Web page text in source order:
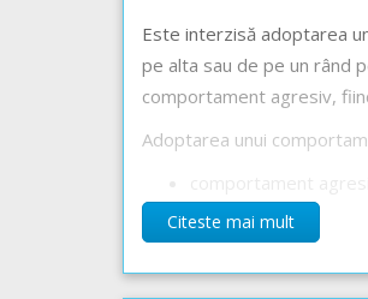
Este interzisă adoptarea
pe alta sau de pe un rând
comportament agresiv,
Adoptarea unui
o perioada de
60
comportament
de30de zile.
Citeste mai mult